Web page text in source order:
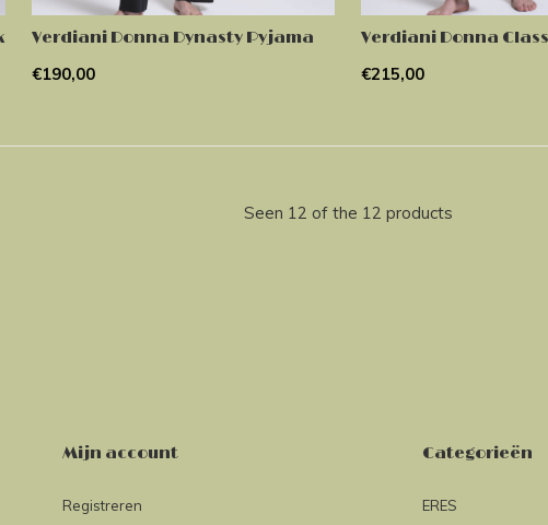
Verdiani Donna Dynasty Pyjama
€190,00
Verdiani Donna
€215,00
Seen 12 of the 12 products
Mijn account
Registreren
Categorieën
ERES